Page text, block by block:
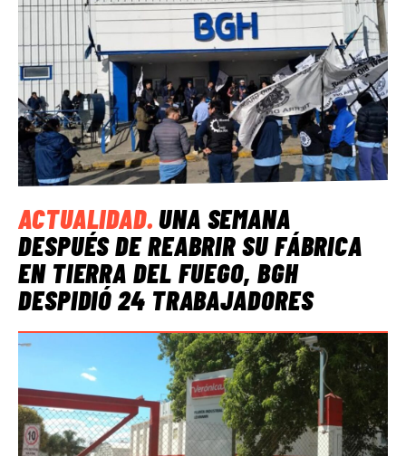
ACTUALIDAD.UNA SEMANA
DESPUÉS DE REABRIR SU FÁBRICA
EN TIERRA DEL FUEGO, BGH
DESPIDIÓ 24 TRABAJADORES